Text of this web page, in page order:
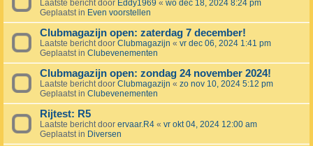
Laatste bericht door Eddy1969 « wo dec 18, 2024 8:24 pm
Geplaatst in Even voorstellen
Clubmagazijn open: zaterdag 7 december!
Laatste bericht door Clubmagazijn « vr dec 06, 2024 1:41 pm
Geplaatst in Clubevenementen
Clubmagazijn open: zondag 24 november 2024!
Laatste bericht door Clubmagazijn « zo nov 10, 2024 5:12 pm
Geplaatst in Clubevenementen
Rijtest: R5
Laatste bericht door ervaar.R4 « vr okt 04, 2024 12:00 am
Geplaatst in Diversen